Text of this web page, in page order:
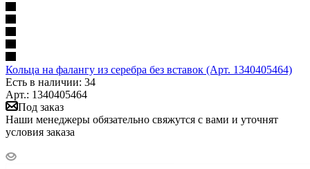
Кольца на фалангу из серебра без вставок (Арт. 1340405464)
Есть в наличии: 34
Арт.: 1340405464
Под заказ
Наши менеджеры обязательно свяжутся с вами и уточнят
условия заказа